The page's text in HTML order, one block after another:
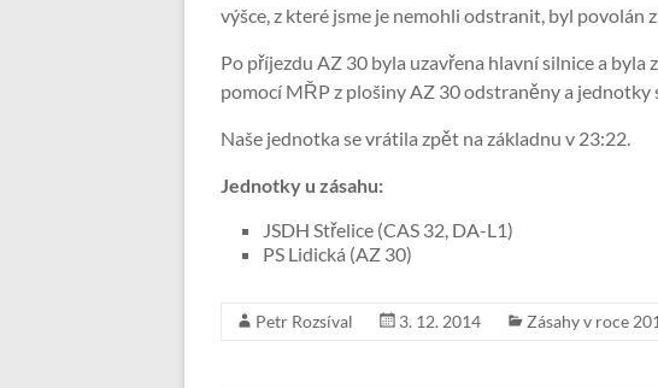
výšce, z které jsme je nemohli odstranit, byl povolán
Po příjezdu AZ 30 byla uzavřena hlavní silnice a
pomocí MŘP z plošiny AZ 30 odstraněny a
Naše jednotka se vrátila zpět na základnu v 23:22.
Jednotky u zásahu:
JSDH Střelice (CAS 32, DA-L1)
PS Lidická (AZ 30)
Petr Rozsíval 3. 12. 2014 Zásahy v roce